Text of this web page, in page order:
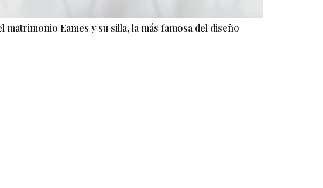
matrimonio Eames y su silla, la más famosa del diseño